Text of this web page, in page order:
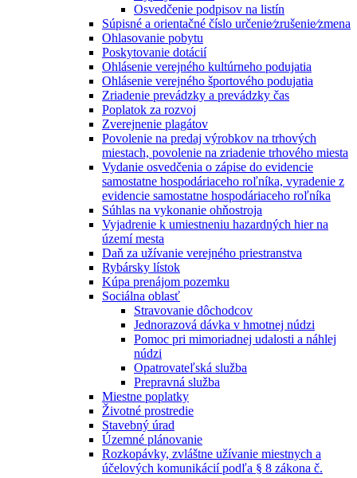
Osvedčenie podpisov na listín
Súpisné a orientačné číslo určenie⁄zrušenie⁄zmena
Ohlasovanie pobytu
Poskytovanie dotácií
Ohlásenie verejného kultúrneho podujatia
Ohlásenie verejného športového podujatia
Zriadenie prevádzky a prevádzky čas
Poplatok za rozvoj
Zverejnenie plagátov
Povolenie na predaj výrobkov na trhových
miestach, povolenie na zriadenie trhového miesta
Vydanie osvedčenia o zápise do evidencie
samostatne hospodáriaceho roľníka, vyradenie z
evidencie samostatne hospodáriaceho roľníka
Súhlas na vykonanie ohňostroja
Vyjadrenie k umiestneniu hazardných hier na
území mesta
Daň za užívanie verejného priestranstva
Rybársky lístok
Kúpa prenájom pozemku
Sociálna oblasť
Stravovanie dôchodcov
Jednorazová dávka v hmotnej núdzi
Pomoc pri mimoriadnej udalosti a náhlej
núdzi
Opatrovateľská služba
Prepravná služba
Miestne poplatky
Životné prostredie
Stavebný úrad
Územné plánovanie
Rozkopávky, zvláštne užívanie miestnych a
účelových komunikácií podľa § 8 zákona č.